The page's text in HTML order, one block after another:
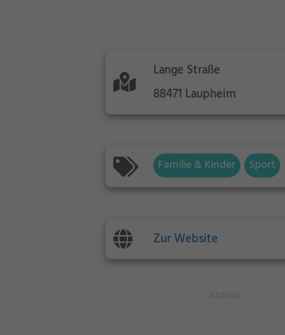
Lange Straße
88471 Laupheim
Familie & Kinder Sport
Zur Website